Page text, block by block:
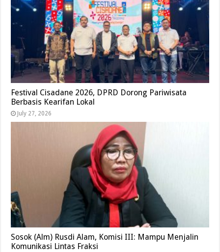
Festival Cisadane 2026, DPRD Dorong Pariwisata
Berbasis Kearifan Lokal
July 27, 2026
Sosok (Alm) Rusdi Alam, Komisi III: Mampu Menjalin
Komunikasi Lintas Fraksi